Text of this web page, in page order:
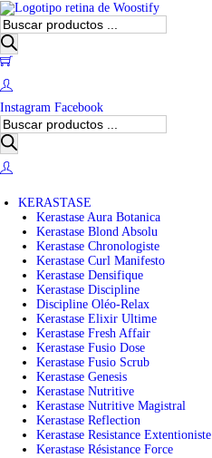
B
ú
s
q
u
e
d
a
d
e
p
Instagram Facebook
B
ú
s
q
d
KERASTASE
Kerastase Aura Botanica
Kerastase Blond Absolu
Kerastase Chronologiste
Kerastase Curl Manifesto
Kerastase Densifique
Kerastase Discipline
Discipline Oléo-Relax
Kerastase Elixir Ultime
Kerastase Fresh Affair
Kerastase Fusio Dose
Kerastase Fusio Scrub
Kerastase Genesis
Kerastase Nutritive
Kerastase Nutritive Magistral
Kerastase Reflection
Kerastase Resistance Extentioniste
Kerastase Résistance Force